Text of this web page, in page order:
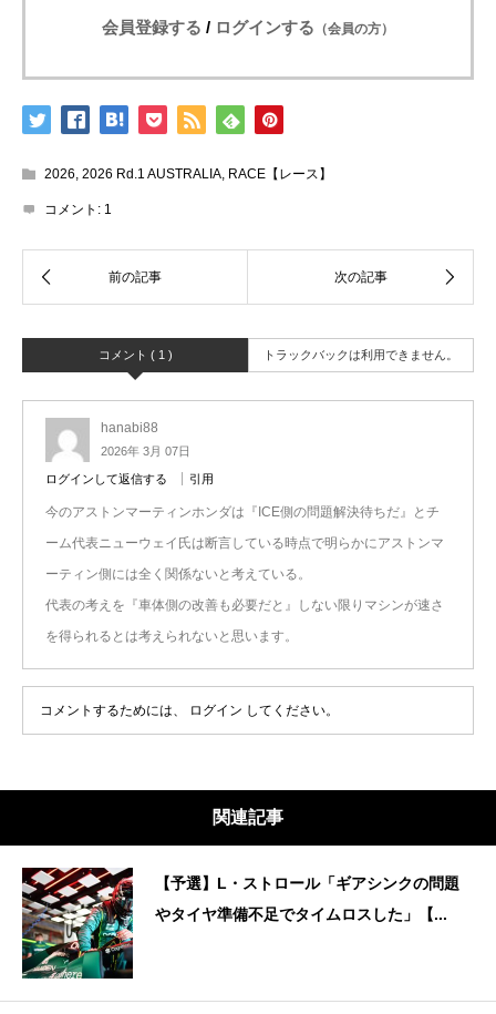
会員登録する / ログインする （会員の方）
2026, 2026 Rd.1 AUSTRALIA, RACE【レース】
コメント: 1
コメント ( 1 ) トラックバックは利用できません。
hanabi88
2026年 3月 07日
ログインして返信する 引用
今のアストンマーティンホンダは『ICE側の問題解決待ちだ』とチ
ーム代表ニューウェイ氏は断言している時点で明らかにアストンマ
ーティン側には全く関係ないと考えている。
代表の考えを『車体側の改善も必要だと』しない限りマシンが速さ
を得られるとは考えられないと思います。
コメントするためには、 ログイン してください。
関連記事
【予選】L・ストロール「ギアシンクの問題
やタイヤ準備不足でタイムロスした」【...